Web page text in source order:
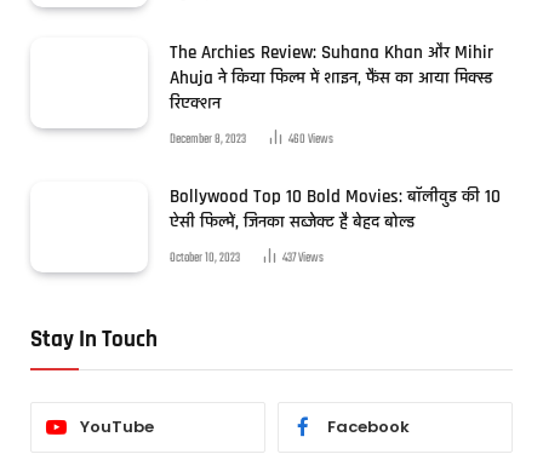
The Archies Review: Suhana Khan और Mihir
Ahuja ने किया फिल्म में शाइन, फैंस का आया मिक्स्ड
रिएक्शन
December 8, 2023 460Views
Bollywood Top 10 Bold Movies: बॉलीवुड की 10
ऐसी फिल्में, जिनका सब्जेक्ट है बेहद बोल्ड
October 10, 2023 437Views
Stay In Touch
YouTube Facebook